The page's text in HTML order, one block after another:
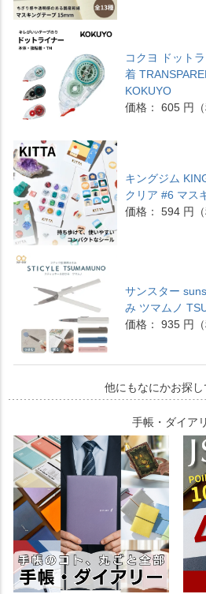
コクヨ ドット
着
KOKUYO
価格： 605 円（
キングジム
クリア #6 マス
価格： 594 円（
サンスター
み ツマムノ
価格： 935 円（
他にもなにかお探し
手帳・ダイア